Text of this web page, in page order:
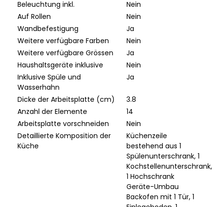
Beleuchtung inkl.
Nein
Auf Rollen
Nein
Wandbefestigung
Ja
Weitere verfügbare Farben
Nein
Weitere verfügbare Grössen
Ja
Haushaltsgeräte inklusive
Nein
Inklusive Spüle und
Wasserhahn
Ja
Dicke der Arbeitsplatte (cm)
3.8
Anzahl der Elemente
14
Arbeitsplatte vorschneiden
Nein
Detaillierte Komposition der
Küche
Küchenzeile
bestehend aus 1
Spülenunterschrank, 1
Kochstellenunterschrank,
1 Hochschrank
Geräte-Umbau
Backofen mit 1 Tür, 1